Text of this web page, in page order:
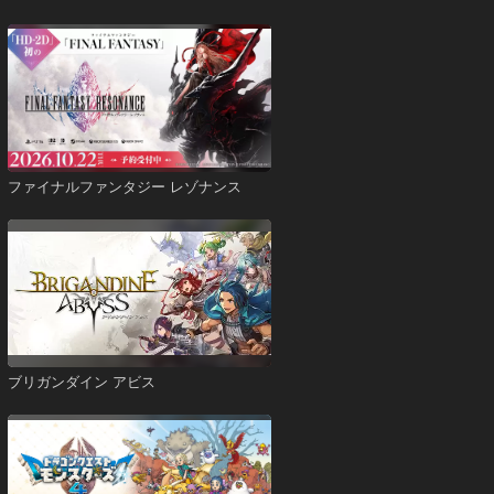
ファイナルファンタジー レゾナンス
ブリガンダイン アビス